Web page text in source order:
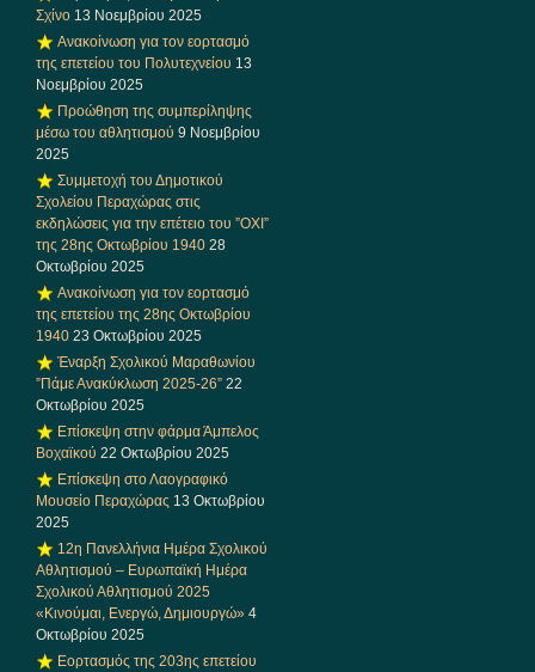
Σχίνο 13 Νοεμβρίου 2025
Ανακοίνωση για τον εορτασμό
της επετείου του Πολυτεχνείου 13
Νοεμβρίου 2025
Προώθηση της συμπερίληψης
μέσω του αθλητισμού 9 Νοεμβρίου
2025
Συμμετοχή του Δημοτικού
Σχολείου Περαχώρας στις
εκδηλώσεις για την επέτειο του ”ΟΧΙ”
της 28ης Οκτωβρίου 1940 28
Οκτωβρίου 2025
Ανακοίνωση για τον εορτασμό
της επετείου της 28ης Οκτωβρίου
1940 23 Οκτωβρίου 2025
Έναρξη Σχολικού Μαραθωνίου
”Πάμε Ανακύκλωση 2025-26” 22
Οκτωβρίου 2025
Επίσκεψη στην φάρμα Άμπελος
Βοχαϊκού 22 Οκτωβρίου 2025
Επίσκεψη στο Λαογραφικό
Μουσείο Περαχώρας 13 Οκτωβρίου
2025
12η Πανελλήνια Ημέρα Σχολικού
Αθλητισμού – Ευρωπαϊκή Ημέρα
Σχολικού Αθλητισμού 2025
«Κινούμαι, Ενεργώ, Δημιουργώ» 4
Οκτωβρίου 2025
Εορτασμός της 203ης επετείου